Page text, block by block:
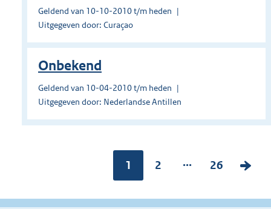
Geldend van 10-10-2010 t/m heden
Uitgegeven door: Curaçao
Onbekend
Geldend van 10-04-2010 t/m heden
Uitgegeven door: Nederlandse Antillen
Pagina:
1
P
g
2 ...
P
g
26
V
l